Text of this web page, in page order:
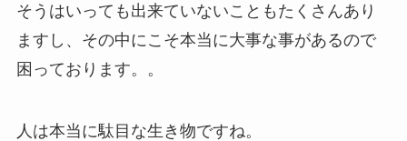
そうはいっても出来ていないこともたくさんあり
ますし、その中にこそ本当に大事な事があるので
困っております。。
人は本当に駄目な生き物ですね。